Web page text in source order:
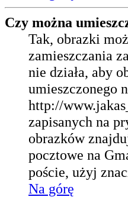
Czy można
Tak, obrazki
zamieszczania
nie działa, aby
umieszczonego
http://
zapisanych na
obrazków
pocztowe na
poście, użyj
Na górę